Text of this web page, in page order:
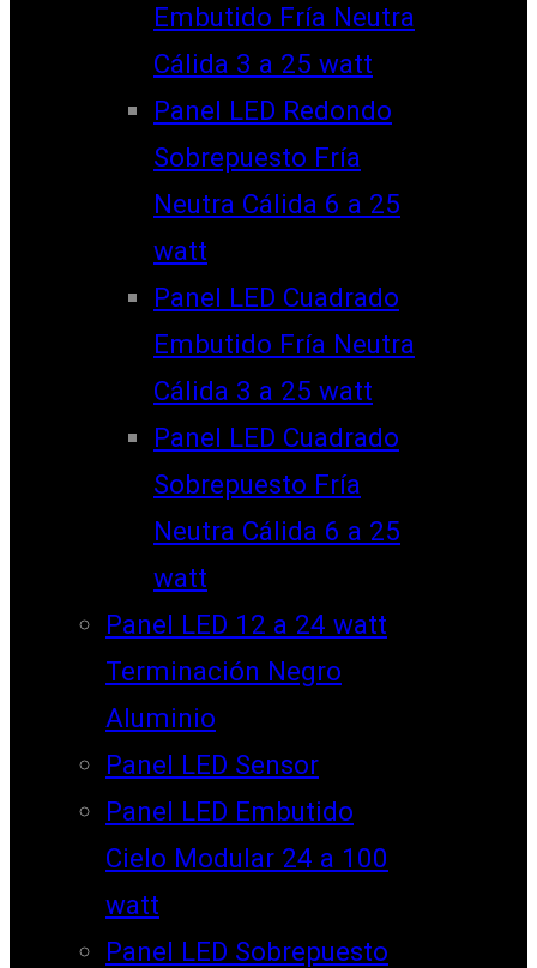
Embutido Fría Neutra
Cálida 3 a 25 watt
Panel LED Redondo
Sobrepuesto Fría
Neutra Cálida 6 a 25
watt
Panel LED Cuadrado
Embutido Fría Neutra
Cálida 3 a 25 watt
Panel LED Cuadrado
Sobrepuesto Fría
Neutra Cálida 6 a 25
watt
Panel LED 12 a 24 watt
Terminación Negro
Aluminio
Panel LED Sensor
Panel LED Embutido
Cielo Modular 24 a 100
watt
Panel LED Sobrepuesto